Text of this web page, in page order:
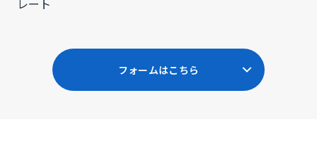
フォームはこちら